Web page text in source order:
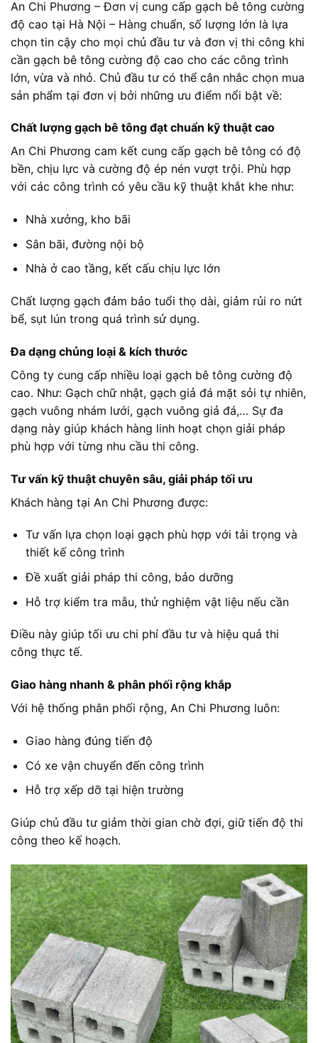
An Chi Phương – Đơn vị cung cấp gạch bê tông cường
độ cao tại Hà Nội – Hàng chuẩn, số lượng lớn là lựa
chọn tin cậy cho mọi chủ đầu tư và đơn vị thi công khi
cần gạch bê tông cường độ cao cho các công trình
lớn, vừa và nhỏ. Chủ đầu tư có thể cân nhắc chọn mua
sản phẩm tại đơn vị bởi những ưu điểm nổi bật về:
Chất lượng gạch bê tông đạt chuẩn kỹ thuật cao
An Chi Phương cam kết cung cấp gạch bê tông có độ
bền, chịu lực và cường độ ép nén vượt trội. Phù hợp
với các công trình có yêu cầu kỹ thuật khắt khe như:
Nhà xưởng, kho bãi
Sân bãi, đường nội bộ
Nhà ở cao tầng, kết cấu chịu lực lớn
Chất lượng gạch đảm bảo tuổi thọ dài, giảm rủi ro nứt
bể, sụt lún trong quá trình sử dụng.
Đa dạng chủng loại & kích thước
Công ty cung cấp nhiều loại gạch bê tông cường độ
cao. Như: Gạch chữ nhật, gạch giả đá mặt sỏi tự nhiên,
gạch vuông nhám lưới, gạch vuông giả đá,… Sự đa
dạng này giúp khách hàng linh hoạt chọn giải pháp
phù hợp với từng nhu cầu thi công.
Tư vấn kỹ thuật chuyên sâu, giải pháp tối ưu
Khách hàng tại An Chi Phương được:
Tư vấn lựa chọn loại gạch phù hợp với tải trọng và
thiết kế công trình
Đề xuất giải pháp thi công, bảo dưỡng
Hỗ trợ kiểm tra mẫu, thử nghiệm vật liệu nếu cần
Điều này giúp tối ưu chi phí đầu tư và hiệu quả thi
công thực tế.
Giao hàng nhanh & phân phối rộng khắp
Với hệ thống phân phối rộng, An Chi Phương luôn:
Giao hàng đúng tiến độ
Có xe vận chuyển đến công trình
Hỗ trợ xếp dỡ tại hiện trường
Giúp chủ đầu tư giảm thời gian chờ đợi, giữ tiến độ thi
công theo kế hoạch.